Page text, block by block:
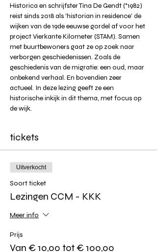
Historica en schrijfster Tina De Gendt (°1982)
reist sinds 2018 als 'historian in residence' de
wijken van de 19de eeuwse gordel af voor het
project Vierkante Kilometer (STAM). Samen
met buurtbewoners gaat ze op zoek naar
verborgen geschiedenissen. Zoals de
geschiedenis van de migratie: een oud, maar
onbekend verhaal. En bovendien zeer
actueel. In deze lezing geeft ze een
historische inkijk in dit thema, met focus op
de wijk.
tickets
Uitverkocht
Soort ticket
Lezingen CCM - KKK
Meer info
Prijs
Van € 10,00 tot € 100,00